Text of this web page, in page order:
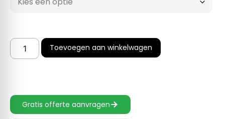
Toevoegen aan winkelwagen
Gratis offerte aanvragen